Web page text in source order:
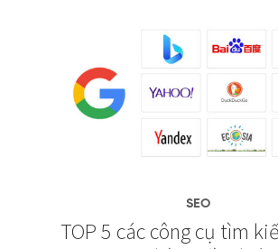
SEO
TOP 5 các công cụ tìm